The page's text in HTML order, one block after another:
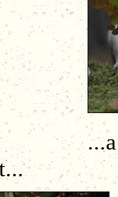
jedno